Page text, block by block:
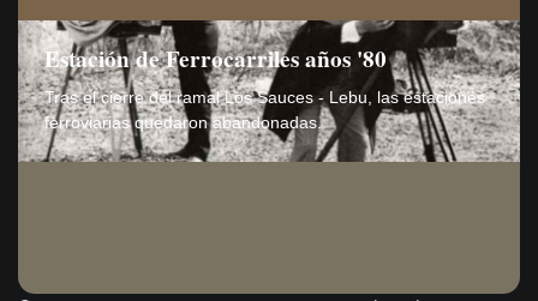
Estación de Ferrocarriles años '80
Tras el cierre del ramal Los Sauces - Lebu, las estaciones
ferroviarias quedaron abandonadas.